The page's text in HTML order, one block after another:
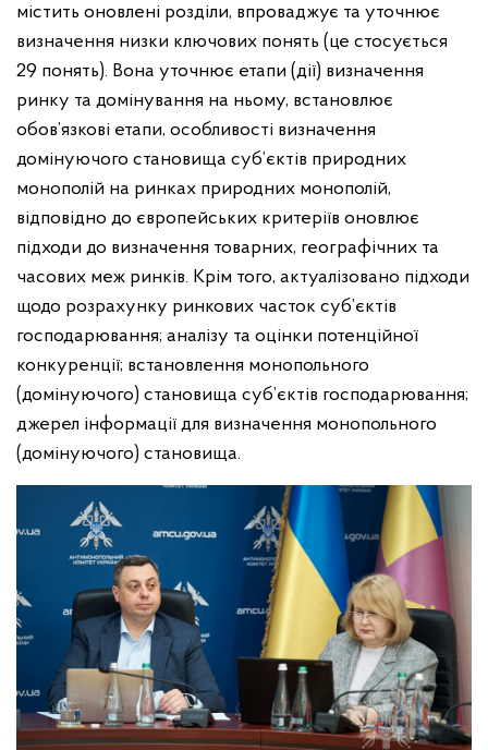
містить оновлені розділи, впроваджує та уточнює
визначення низки ключових понять (це стосується
29 понять). Вона уточнює етапи (дії) визначення
ринку та домінування на ньому, встановлює
обов’язкові етапи, особливості визначення
домінуючого становища суб’єктів природних
монополій на ринках природних монополій,
відповідно до європейських критеріїв оновлює
підходи до визначення товарних, географічних та
часових меж ринків. Крім того, актуалізовано підходи
щодо розрахунку ринкових часток суб’єктів
господарювання; аналізу та оцінки потенційної
конкуренції; встановлення монопольного
(домінуючого) становища суб’єктів господарювання;
джерел інформації для визначення монопольного
(домінуючого) становища.